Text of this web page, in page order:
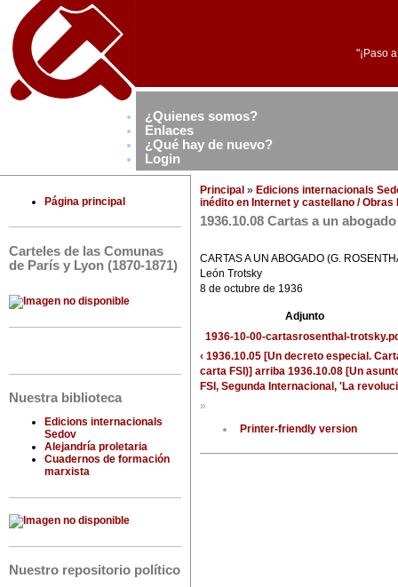
"¡Paso
¿Quienes somos?
Enlaces
¿Qué hay de nuevo?
Login
Página principal
Carteles de las Comunas
de París y Lyon (1870-1871)
Nuestra biblioteca
Edicions internacionals
Sedov
Alejandría proletaria
Cuadernos de formación
marxista
Nuestro repositorio político
Principal » Edicions internacionals
inédito en Internet y castellano / Obras
1936.10.08 Cartas a un
CARTAS A UN ABOGADO (G.
León Trotsky
8 de octubre de 1936
Adjunto
1936-10-00-cartasrosenthal-
‹ 1936.10.05 [Un decreto especial.
carta FSI)] arriba 1936.10.08 [Un
FSI, Segunda Internacional, 'La
»
Printer-friendly version